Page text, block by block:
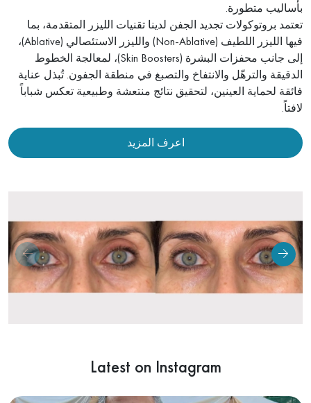
إعادة تشكيل الأنف غير الجراحي
تجديد اليدين
شدّ جلد الجسم
إزالة الوحمات
علاج الندوب وإزالتها
علاج البقع الداكنة والكلف
العلاج الديناميكي الضوئي (PDT)
بأساليب متطورة.
تعتمد بروتوكولات تجديد الجفن لدينا تقنيات الليزر المتقدمة، بما
فيها الليزر اللطيف (Non-Ablative) والليزر الاستئصالي (Ablative)،
إلى جانب محفزات البشرة (Skin Boosters)، لمعالجة الخطوط
الدقيقة والترهّل والانتفاخ والتصبغ في منطقة الجفون. تُبذل عناية
فائقة لحماية العينين، لتحقيق نتائج منتعشة وطبيعية تعكس شباباً
لافتاً.
اعرف المزيد
Latest on Instagram